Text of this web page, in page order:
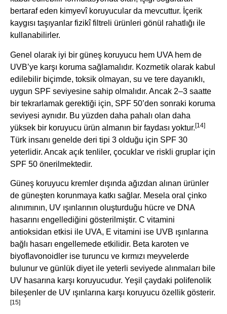
bertaraf eden kimyevî koruyucular da mevcuttur. İçerik
kaygısı taşıyanlar fizikî filtreli ürünleri gönül rahatlığı ile
kullanabilirler.
Genel olarak iyi bir güneş koruyucu hem UVA hem de
UVB’ye karşı koruma sağlamalıdır. Kozmetik olarak kabul
edilebilir biçimde, toksik olmayan, su ve tere dayanıklı,
uygun SPF seviyesine sahip olmalıdır. Ancak 2–3 saatte
bir tekrarlamak gerektiği için, SPF 50’den sonraki koruma
seviyesi aynıdır. Bu yüzden daha pahalı olan daha
yüksek bir koruyucu ürün almanın bir faydası yoktur.[14]
Türk insanı genelde deri tipi 3 olduğu için SPF 30
yeterlidir. Ancak açık tenliler, çocuklar ve riskli gruplar için
SPF 50 önerilmektedir.
Güneş koruyucu kremler dışında ağızdan alınan ürünler
de güneşten korunmaya katkı sağlar. Mesela oral çinko
alınımının, UV ışınlarının oluşturduğu hücre ve DNA
hasarını engellediğini gösterilmiştir. C vitamini
antioksidan etkisi ile UVA, E vitamini ise UVB ışınlarına
bağlı hasarı engellemede etkilidir. Beta karoten ve
biyoflavonoidler ise turuncu ve kırmızı meyvelerde
bulunur ve günlük diyet ile yeterli seviyede alınmaları bile
UV hasarına karşı koruyucudur. Yeşil çaydaki polifenolik
bileşenler de UV ışınlarına karşı koruyucu özellik gösterir.
[15]